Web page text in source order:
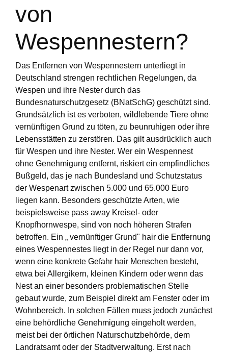
von
Wespennestern?
Das Entfernen von Wespennestern unterliegt in
Deutschland strengen rechtlichen Regelungen, da
Wespen und ihre Nester durch das
Bundesnaturschutzgesetz (BNatSchG) geschützt sind.
Grundsätzlich ist es verboten, wildlebende Tiere ohne
vernünftigen Grund zu töten, zu beunruhigen oder ihre
Lebensstätten zu zerstören. Das gilt ausdrücklich auch
für Wespen und ihre Nester. Wer ein Wespennest
ohne Genehmigung entfernt, riskiert ein empfindliches
Bußgeld, das je nach Bundesland und Schutzstatus
der Wespenart zwischen 5.000 und 65.000 Euro
liegen kann. Besonders geschützte Arten, wie
beispielsweise pass away Kreisel- oder
Knopfhornwespe, sind von noch höheren Strafen
betroffen. Ein „ vernünftiger Grund" hair die Entfernung
eines Wespennestes liegt in der Regel nur dann vor,
wenn eine konkrete Gefahr hair Menschen besteht,
etwa bei Allergikern, kleinen Kindern oder wenn das
Nest an einer besonders problematischen Stelle
gebaut wurde, zum Beispiel direkt am Fenster oder im
Wohnbereich. In solchen Fällen muss jedoch zunächst
eine behördliche Genehmigung eingeholt werden,
meist bei der örtlichen Naturschutzbehörde, dem
Landratsamt oder der Stadtverwaltung. Erst nach